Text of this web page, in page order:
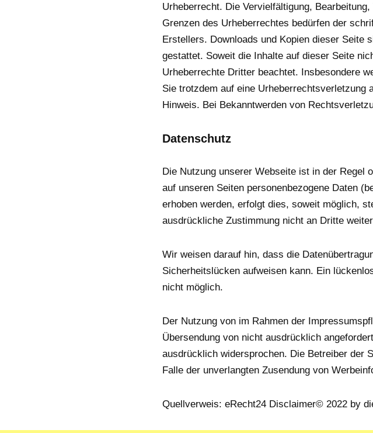
Urheberrecht. Die Vervielfältigung,
Grenzen des Urheberrechtes bedürfen der
Erstellers. Downloads und Kopien dieser Seite
gestattet. Soweit die Inhalte auf dieser Seite
Urheberrechte Dritter beachtet. Insbesondere
Sie trotzdem auf eine Urheberrechtsverletzung
Hinweis. Bei Bekanntwerden von
Datenschutz
Die Nutzung unserer Webseite ist in der Regel
auf unseren Seiten personenbezogene Daten
erhoben werden, erfolgt dies, soweit möglich,
ausdrückliche Zustimmung nicht an Dritte
Wir weisen darauf hin, dass die
Sicherheitslücken aufweisen kann. Ein
nicht möglich.
Der Nutzung von im Rahmen der
Übersendung von nicht ausdrücklich
ausdrücklich widersprochen. Die Betreiber der
Falle der unverlangten Zusendung von
Quellverweis: eRecht24 Disclaimer© 2022 by